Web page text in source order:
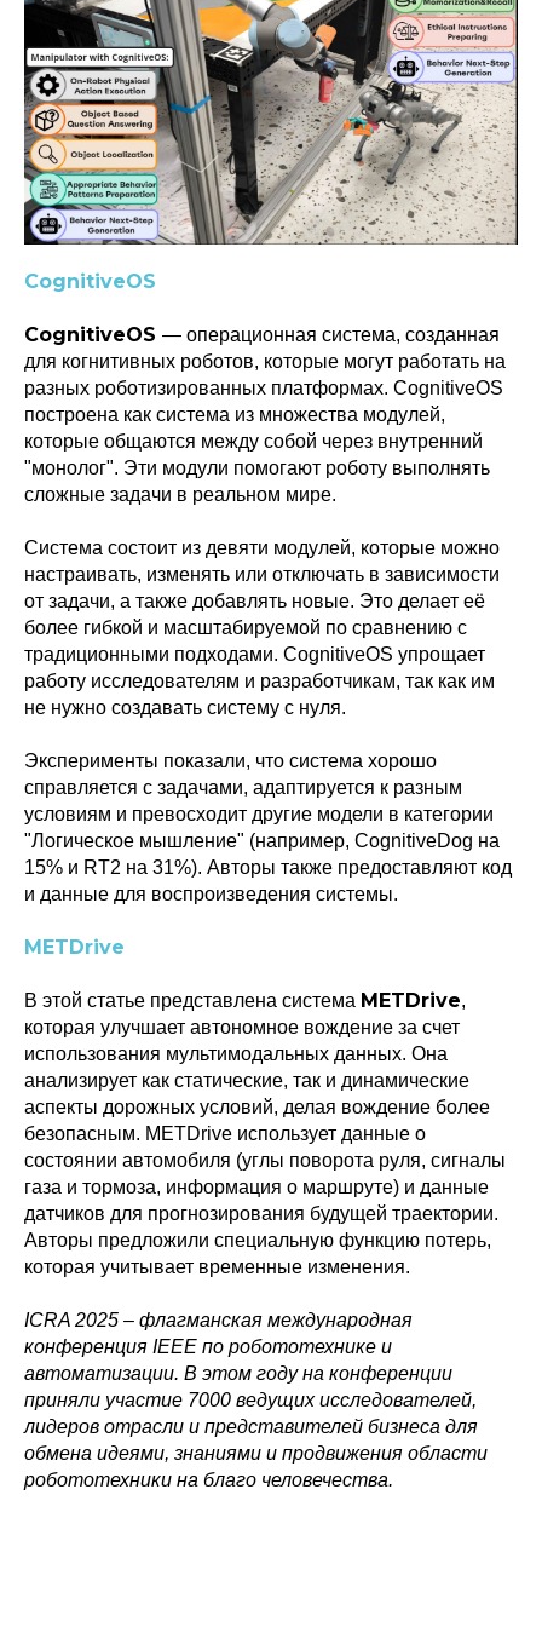
CognitiveOS
CognitiveOS — операционная система, созданная
для когнитивных роботов, которые могут работать на
разных роботизированных платформах. CognitiveOS
построена как система из множества модулей,
которые общаются между собой через внутренний
"монолог". Эти модули помогают роботу выполнять
сложные задачи в реальном мире.
Система состоит из девяти модулей, которые можно
настраивать, изменять или отключать в зависимости
от задачи, а также добавлять новые. Это делает её
более гибкой и масштабируемой по сравнению с
традиционными подходами. CognitiveOS упрощает
работу исследователям и разработчикам, так как им
не нужно создавать систему с нуля.
Эксперименты показали, что система хорошо
справляется с задачами, адаптируется к разным
условиям и превосходит другие модели в категории
"Логическое мышление" (например, CognitiveDog на
15% и RT2 на 31%). Авторы также предоставляют код
и данные для воспроизведения системы.
METDrive
В этой статье представлена система METDrive,
которая улучшает автономное вождение за счет
использования мультимодальных данных. Она
анализирует как статические, так и динамические
аспекты дорожных условий, делая вождение более
безопасным. METDrive использует данные о
состоянии автомобиля (углы поворота руля, cигналы
газа и тормоза, информация о маршруте) и данные
датчиков для прогнозирования будущей траектории.
Авторы предложили специальную функцию потерь,
которая учитывает временные изменения.
ICRA 2025 – флагманская международная
конференция IEEE по робототехнике и
автоматизации. В этом году на конференции
приняли участие 7000 ведущих исследователей,
лидеров отрасли и представителей бизнеса для
обмена идеями, знаниями и продвижения области
робототехники на благо человечества.
ссылка на ROBOTUNION.RU — обязательна
Политика конфиденциальности
© 2015-2026 НАУРР. Все права защищены.
При использовании материалов ссылка на ROBOTUNION.RU — обязательна